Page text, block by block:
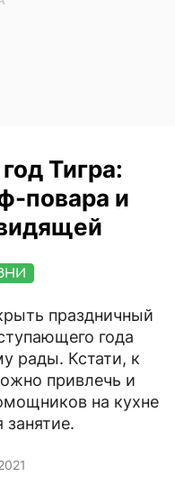
Тигра:
повара и
праздничный
года
рады. Кстати, к
привлечь и
на кухне
занятие.